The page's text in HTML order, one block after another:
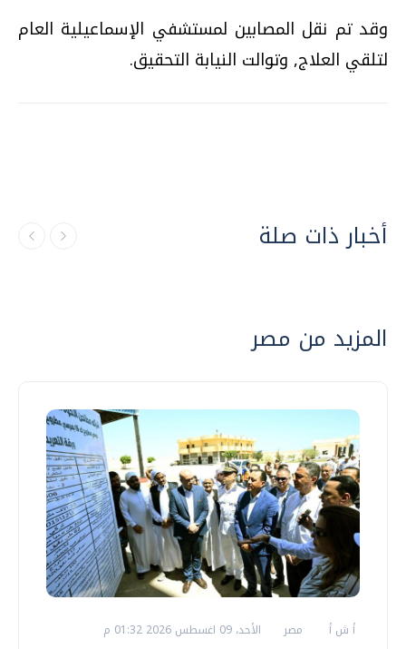
وقد تم نقل المصابين لمستشفي الإسماعيلية العام
لتلقي العلاج, وتوالت النيابة التحقيق.
أخبار ذات صلة
المزيد من مصر
أ ش أ مصر الأحد، 09 اغسطس 2026 01:32 م